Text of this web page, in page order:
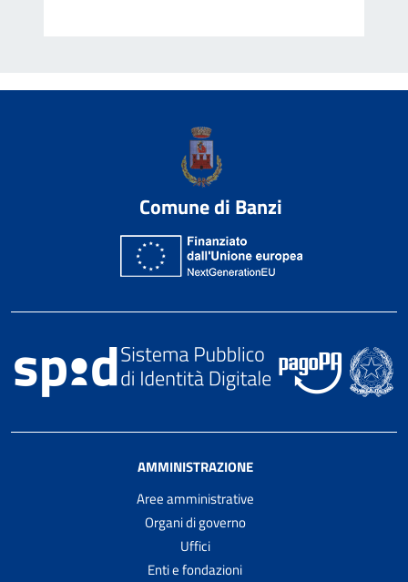
Comune di Banzi
AMMINISTRAZIONE
Aree amministrative
Organi di governo
Uffici
Enti e fondazioni